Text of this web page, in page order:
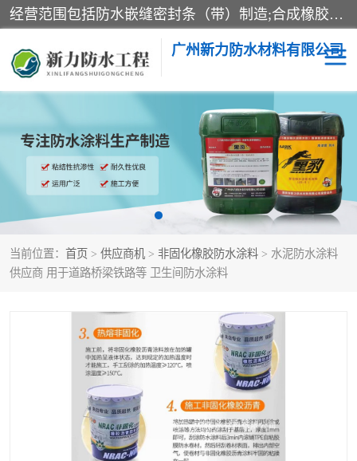
经营范围包括防水嵌缝密封条（带）制造;合成橡胶制造（监控化学品、危险化学品除外）;沥青混合物制造;防水胶粘带制造;其他合成材料制造（监控化学品、危险化学品除外）;涂料制造（监控化学品、危险化学品除外）;建筑结构防水补漏;防水建筑材料制造;粘合剂制造（监控化学品、危险化学品除外）;涂料零售;广州新力防水材料有限公司具有1处分支机构。
广州新力防水材料有限公司
当前位置： 首页 > 供应商机 > 非固化橡胶防水涂料 > 水泥防水涂料
供应商 用于道路桥梁铁路等 卫生间防水涂料
黑豹防水胶 建筑108胶水
乳化沥青防水涂料 自粘卷材
非固化橡胶防水涂料